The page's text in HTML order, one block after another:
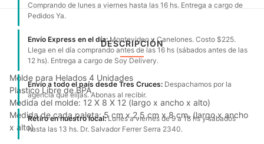
Comprando de lunes a viernes hasta las 16 hs. Entrega a cargo de
Pedidos Ya.
Envío Express en el día:Montevideo y Canelones. Costo $225.
Llega en el día comprando antes de las 16 hs (sábados antes de las
12 hs). Entrega a cargo de Soy Delivery.
Envío a todo el país desde Tres Cruces: Despachamos por la
agencia que elijas. Abonas al recibir.
Retiro en nuestro local:Lunes a viernes de 9 a 18 hs y sábados
hasta las 13 hs. Dr. Salvador Ferrer Serra 2340.
DESCRIPCIÓN
Molde para Helados 4 Unidades
Plastico Libre de BPA
Medida del molde: 12 X 8 X 12 (largo x ancho x alto)
Medida de cada paleta: 5 cm x 2,5 cm x 8 cm. (largo x ancho
x alto)